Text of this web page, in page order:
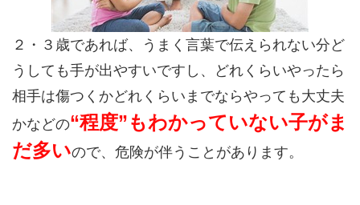
２・３歳であれば、うまく言葉で伝えられない分ど
うしても手が出やすいですし、どれくらいやったら
相手は傷つくかどれくらいまでならやっても大丈夫
かなどの“程度”もわかっていない子がま
だ多いので、危険が伴うことがあります。